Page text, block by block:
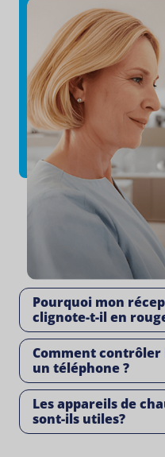
Pourquoi mon
clignote-t-il en
Comment contrôler
un téléphone ?
Les appareils de
sont-ils utiles?